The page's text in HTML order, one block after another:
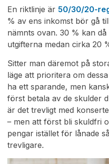
En riktlinje är 50/30/20-
% av ens inkomst bör gå
nämnts ovan. 30 % kan
utgifterna medan cirka 20
Sitter man däremot på
läge att prioritera om
ha ett sparande, men
först betala av de skulder
är det trevligt med
– men att först bli skuldfri
pengar istället för lånade
trevligare.